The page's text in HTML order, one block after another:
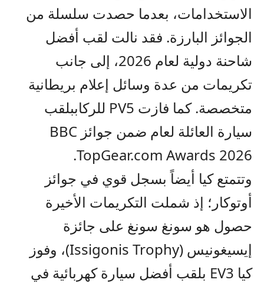
الاستخدامات، بعدما حصدت سلسلة من
الجوائز البارزة. فقد نالت لقب أفضل
شاحنة دولية لعام 2026،
إلى جانب
تكريمات من عدة وسائل إعلام بريطانية
متخصصة. كما فازت PV5 للركاببلقب
سيارة العائلة لعام ضمن جوائز BBC
TopGear.com Awards 2026
.
وتتمتع كيا أيضاًبسجل قوي في جوائز
أوتوكار؛ إذ شملت التكريمات الأخيرة
حصول هو سونغ سونغ على جائزة
إيسيغونيس (Issigonis Trophy
)، وفوز
كيا EV3 بلقب أفضل سيارة كهربائية في